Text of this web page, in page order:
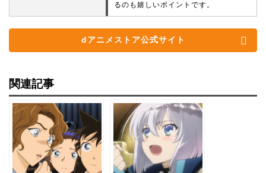
るのも嬉しいポイントです。
dアニメストア公式サイト
関連記事